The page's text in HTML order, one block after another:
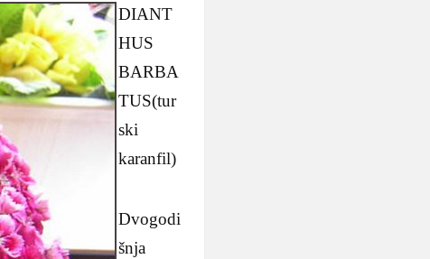
DIANT
HUS
BARBA
TUS(tur
ski
karanfil)
Dvogodi
šnja